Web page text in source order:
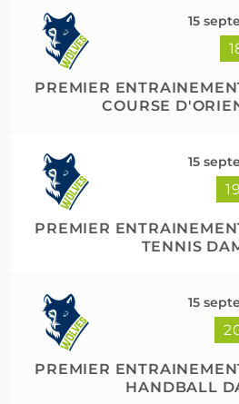
15
PREMIER
COURSE
15
PREMIER
TENNIS
15
PREMIER
HANDBALL